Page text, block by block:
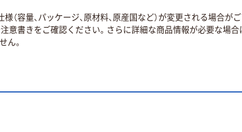
容量、パッケージ、原材料、原産国など）が変更される場合が
書きをご確認ください。さらに詳細な商品情報が必要な場合
ん。